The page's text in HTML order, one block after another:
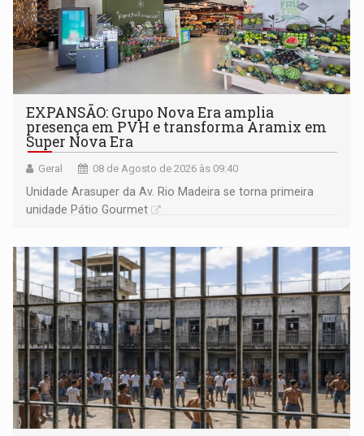
EXPANSÃO: Grupo Nova Era amplia
presença em PVH e transforma Aramix em
Super Nova Era
Geral 08 de Agosto de 2026 às 09:40
Unidade Arasuper da Av. Rio Madeira se torna primeira
unidade Pátio Gourmet